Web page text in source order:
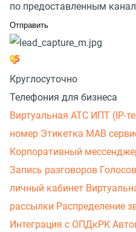
по предоставленным
Круглосуточно
Телефония для бизнеса
Виртуальная АТС ИПТ (IP-
номер Этикетка МАВ
Корпоративный
Запись разговоров
личный кабинет
рассылки Распределение
Интеграция с ОПДкРК